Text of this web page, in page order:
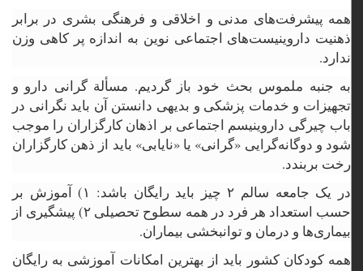
همه پیشرفت‌های مدنی و اخلاقی و فرهنگی بشری در برابر
ذهنیت داروینیست‌های اجتماعی نوین به اندازه پر کاهی وزن
ندارد.
به جنبه ملموس بحث خود باز گردیم. مسألة گرانی دارو و
تجهیزات و خدمات پزشکی و بدیهی دانستن آن باید نگرانی در
باب چیرگی داروینیسم اجتماعی بر اذهان کارگزاران را موجب
شود و دوگانه‌گرایی «گرانی» یا «نایابی» باید از ذهن کارگزاران
رخت بربندد.
در یک جامعه سالم ۲ چیز باید رایگان باشد: ۱) آموزش بر
حسب استعداد هر فرد در همه سطوح تحصیلی ۲) پیشگیری از
بیماری‌ها و درمان و توانبخشی بیماران.
همه کودکان کشور باید از بهترین امکانات آموزشی به رایگان